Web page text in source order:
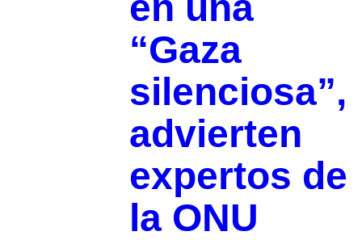
“Gaza
silenciosa”,
advierten
expertos de
la ONU